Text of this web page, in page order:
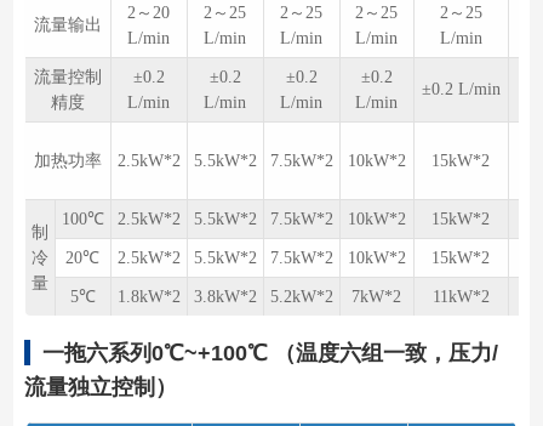
流量输出
2～20
L/min
2～25
L/min
2～25
L/min
2～25
L/min
2～25
L/min
流量控制
精度
±0.2
L/min
±0.2
L/min
±0.2
L/min
±0.2
L/min
±0.2 L/min
加热功率 2.5kW*2 5.5kW*2 7.5kW*2 10kW*2 15kW*2
制
冷
量
100℃ 2.5kW*2 5.5kW*2 7.5kW*2 10kW*2 15kW*2
20℃ 2.5kW*2 5.5kW*2 7.5kW*2 10kW*2 15kW*2
5℃ 1.8kW*2 3.8kW*2 5.2kW*2 7kW*2 11kW*2
一拖六系列0℃~+100℃ （温度六组⼀致，压力/
流量独立控制）